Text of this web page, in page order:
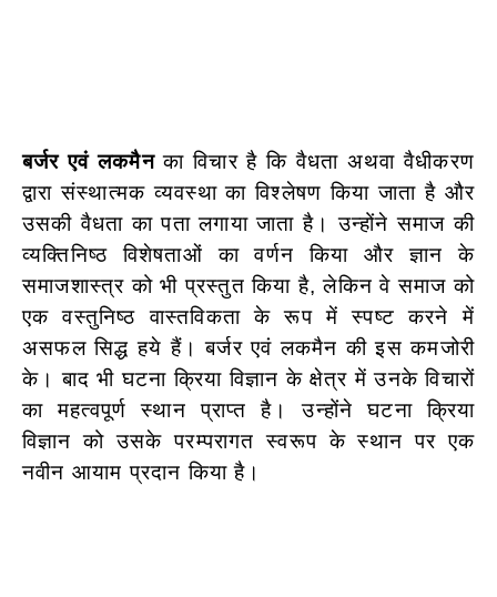
बर्जर एवं लकमैनका विचार है कि वैधता अथवा वैधीकरण
द्वारा संस्थात्मक व्यवस्था का विश्लेषण किया जाता है और
उसकी वैधता का पता लगाया जाता है। उन्होंने समाज की
व्यक्तिनिष्ठ विशेषताओं का वर्णन किया और ज्ञान के
समाजशास्त्र को भी प्रस्तुत किया है, लेकिन वे समाज को
एक वस्तुनिष्ठ वास्तविकता के रूप में स्पष्ट करने में
असफल सिद्ध हये हैं। बर्जर एवं लकमैन की इस कमजोरी
के। बाद भी घटना क्रिया विज्ञान के क्षेत्र में उनके विचारों
का महत्वपूर्ण स्थान प्राप्त है। उन्होंने घटना क्रिया
विज्ञान को उसके परम्परागत स्वरूप के स्थान पर एक
नवीन आयाम प्रदान किया है।